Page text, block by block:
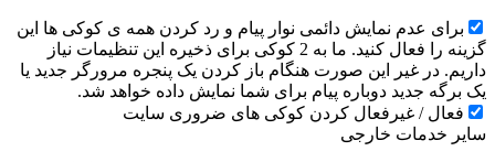
برای عدم نمایش دائمی نوار پیام و رد کردن همه ی کوکی ها این
گزینه را فعال کنید. ما به 2 کوکی برای ذخیره این تنظیمات نیاز
داریم. در غیر این صورت هنگام باز کردن یک پنجره مرورگر جدید یا
یک برگه جدید دوباره پیام برای شما نمایش داده خواهد شد.
فعال / غیرفعال کردن کوکی های ضروری سایت
سایر خدمات خارجی